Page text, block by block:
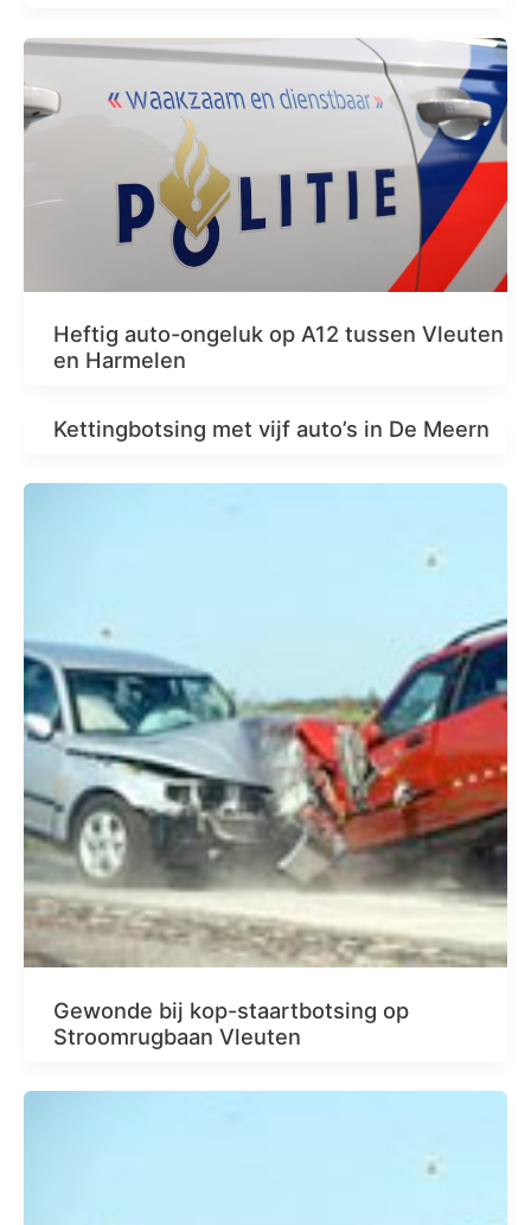
Heftig auto-ongeluk op A12 tussen Vleuten
en Harmelen
Kettingbotsing met vijf auto’s in De Meern
Gewonde bij kop-staartbotsing op
Stroomrugbaan Vleuten